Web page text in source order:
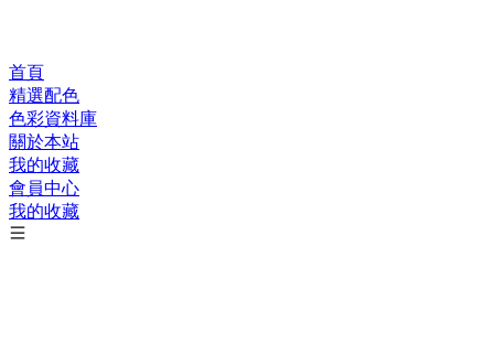
首頁
精選配色
色彩資料庫
關於本站
我的收藏
會員中心
我的收藏